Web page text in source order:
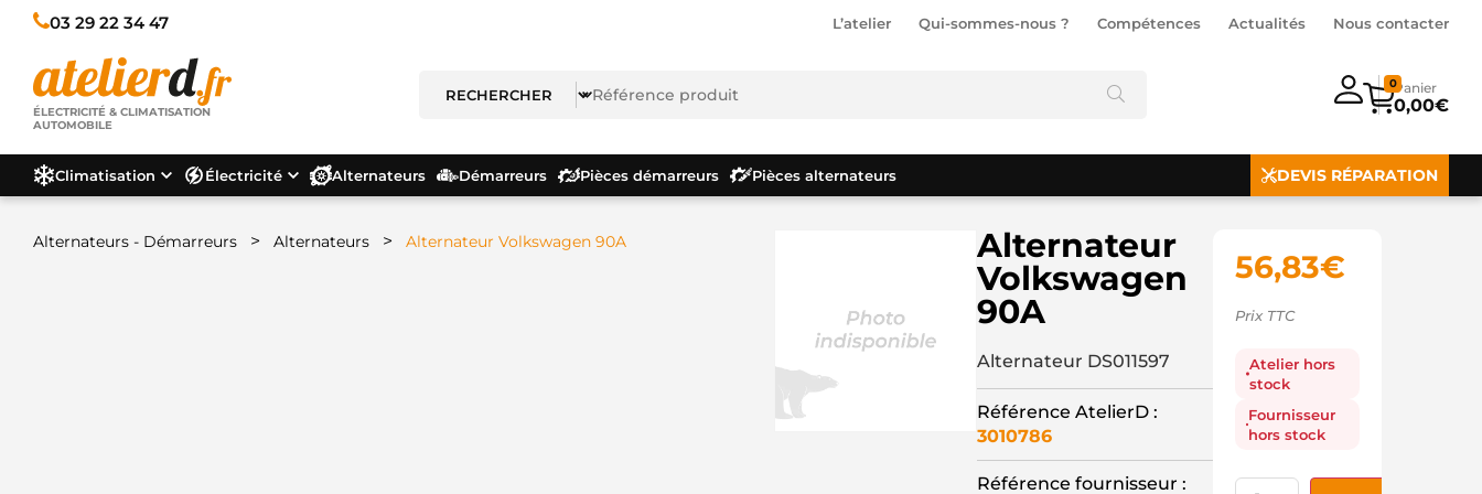
03 29 22 34 47 L’atelier Qui-sommes-nous ? Compétences Actualités Nous contacter
ÉLECTRICITÉ & CLIMATISATION
AUTOMOBILE
0,00€
0
Climatisation Électricité Alternateurs Démarreurs Pièces démarreurs Pièces alternateurs DEVIS RÉPARATION
Alternateurs - Démarreurs > Alternateurs > Alternateur Volkswagen 90A
Alternateur
Volkswagen
90A
Alternateur DS011597
Référence AtelierD :
3010786
Référence fournisseur :
56,83€
Prix TTC
Atelier hors
stock
Fournisseur
hors stock